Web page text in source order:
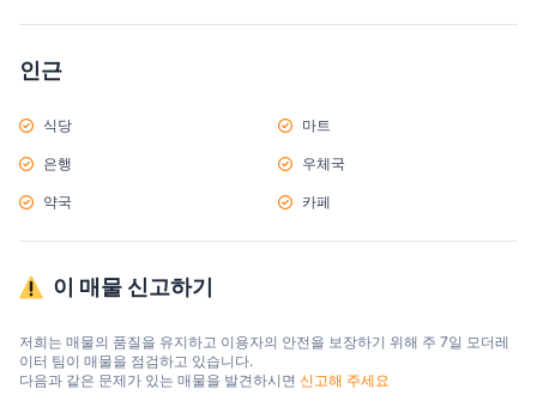
인근
식당 마트
은행 우체국
약국 카페
이 매물 신고하기
저희는 매물의 품질을 유지하고 이용자의 안전을 보장하기 위해 주 7일 모더레
이터 팀이 매물을 점검하고 있습니다.
다음과 같은 문제가 있는 매물을 발견하시면 신고해 주세요